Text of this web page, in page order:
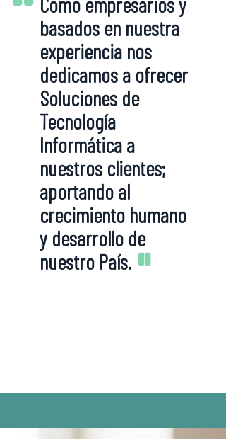
basados en nuestra
experiencia nos
dedicamos a ofrecer
Soluciones de
Tecnología
Informática a
nuestros clientes;
aportando al
crecimiento humano
y desarrollo de
nuestro País. "